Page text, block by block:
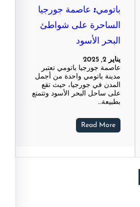
باتومي: عاصمة جورجيا
الساحرة على شواطئ
البحر الأسود
يناير 2, 2025
عاصمة جورجيا باتومي تعتبر
مدينة باتومي واحدة من أجمل
المدن في جورجيا، حيث تقع
على ساحل البحر الأسود وتتمتع
بطبيعة…
Read More